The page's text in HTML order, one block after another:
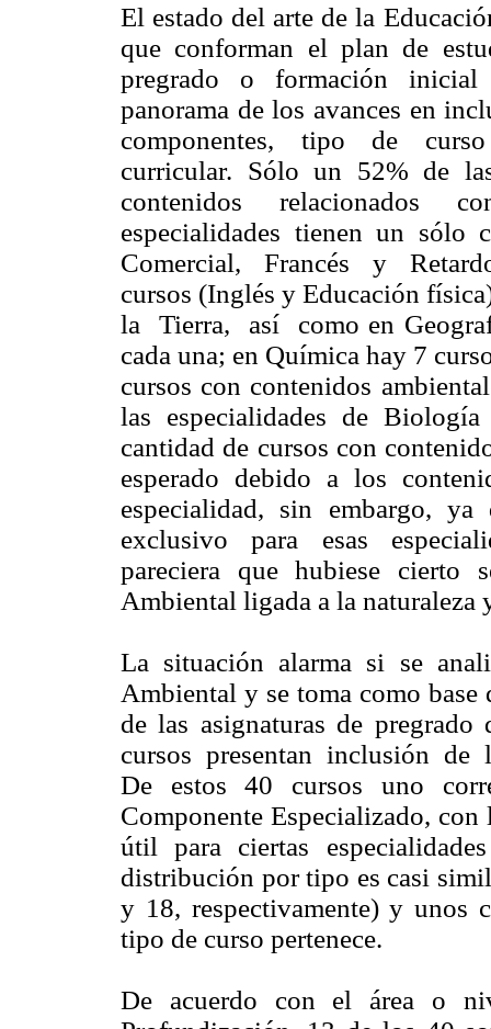
El estado del arte de la
que conforman el plan de
pregrado o formación inicial
panorama de los avances en
componentes, tipo de
curricular. Sólo un 52% de
contenidos relacionados
especialidades tienen un sólo
Comercial, Francés y
cursos (Inglés y Educación
la Tierra, así como en
cada una; en Química hay 7
cursos con contenidos
las especialidades de
cantidad de cursos con
esperado debido a los
especialidad, sin embargo,
exclusivo para esas
pareciera que hubiese cierto
Ambiental ligada a la naturaleza
La situación alarma si se
Ambiental y se toma como
de las asignaturas de
cursos presentan inclusión
De estos 40 cursos uno
Componente Especializado,
útil para ciertas
distribución por tipo es casi
y 18, respectivamente) y unos
tipo de curso pertenece.
De acuerdo con el área o